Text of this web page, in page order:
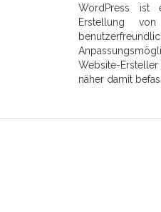
WordPress ist
Erstellung
Website-
näher damit